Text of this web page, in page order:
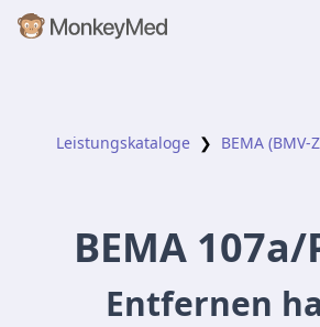
Leistungskataloge ❯ BEMA (BMV-
BEMA 107a/
Entfernen